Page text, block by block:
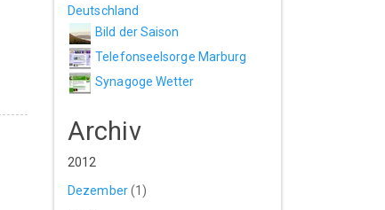
Deutschland
Bild der Saison
Telefonseelsorge Marburg
Synagoge Wetter
Archiv
2012
Dezember(1)